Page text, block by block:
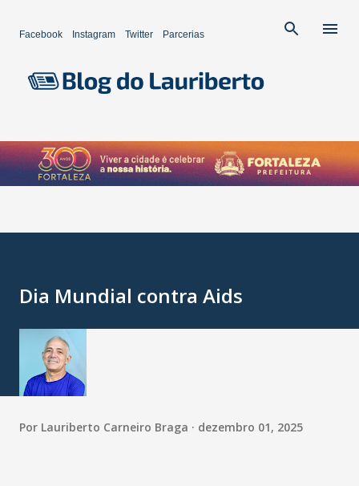
Facebook Instagram Twitter Parcerias
Dia Mundial contra Aids
Por Lauriberto Carneiro Braga dezembro 01, 2025